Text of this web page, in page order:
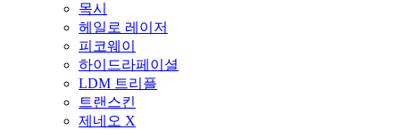
목시
헤일로 레이저
피코웨이
하이드라페이셜
LDM 트리플
트랜스킨
제네오 X